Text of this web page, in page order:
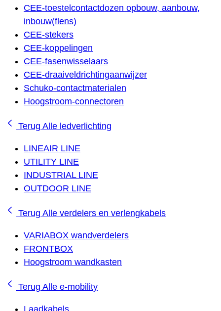
CEE-toestelcontactdozen opbouw, aanbouw,
inbouw(flens)
CEE-stekers
CEE-koppelingen
CEE-fasenwisselaars
CEE-draaiveldrichtingaanwijzer
Schuko-contactmaterialen
Hoogstroom-connectoren
Terug Alle ledverlichting
LINEAIR LINE
UTILITY LINE
INDUSTRIAL LINE
OUTDOOR LINE
Terug Alle verdelers en verlengkabels
VARIABOX wandverdelers
FRONTBOX
Hoogstroom wandkasten
Terug Alle e-mobility
Laadkabels